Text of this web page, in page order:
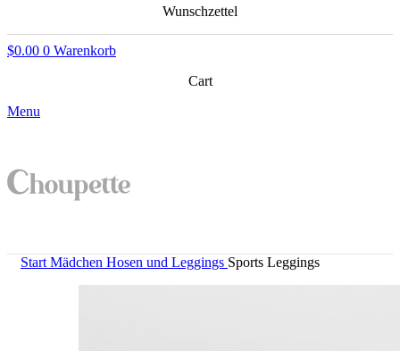
Wunschzettel
$0.00 0 Warenkorb
Cart
Menu
Start Mädchen Hosen und Leggings Sports Leggings